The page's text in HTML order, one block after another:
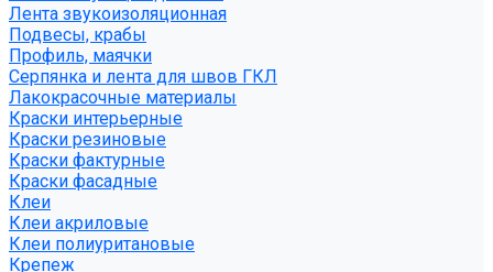
Лента звукоизоляционная
Подвесы, крабы
Профиль, маячки
Серпянка и лента для швов ГКЛ
Лакокрасочные материалы
Краски интерьерные
Краски резиновые
Краски фактурные
Краски фасадные
Клеи
Клеи акриловые
Клеи полиуритановые
Крепеж